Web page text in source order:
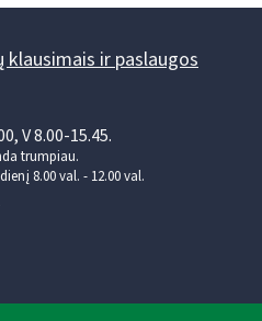
ir paslaugos
V 8.00-15.45.
trumpiau.
8.00 val. - 12.00 val.